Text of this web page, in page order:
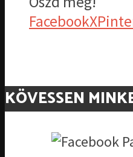
FacebookX
KÖVESSEN